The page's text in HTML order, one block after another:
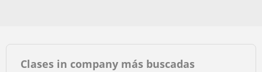
Clases in company más buscadas